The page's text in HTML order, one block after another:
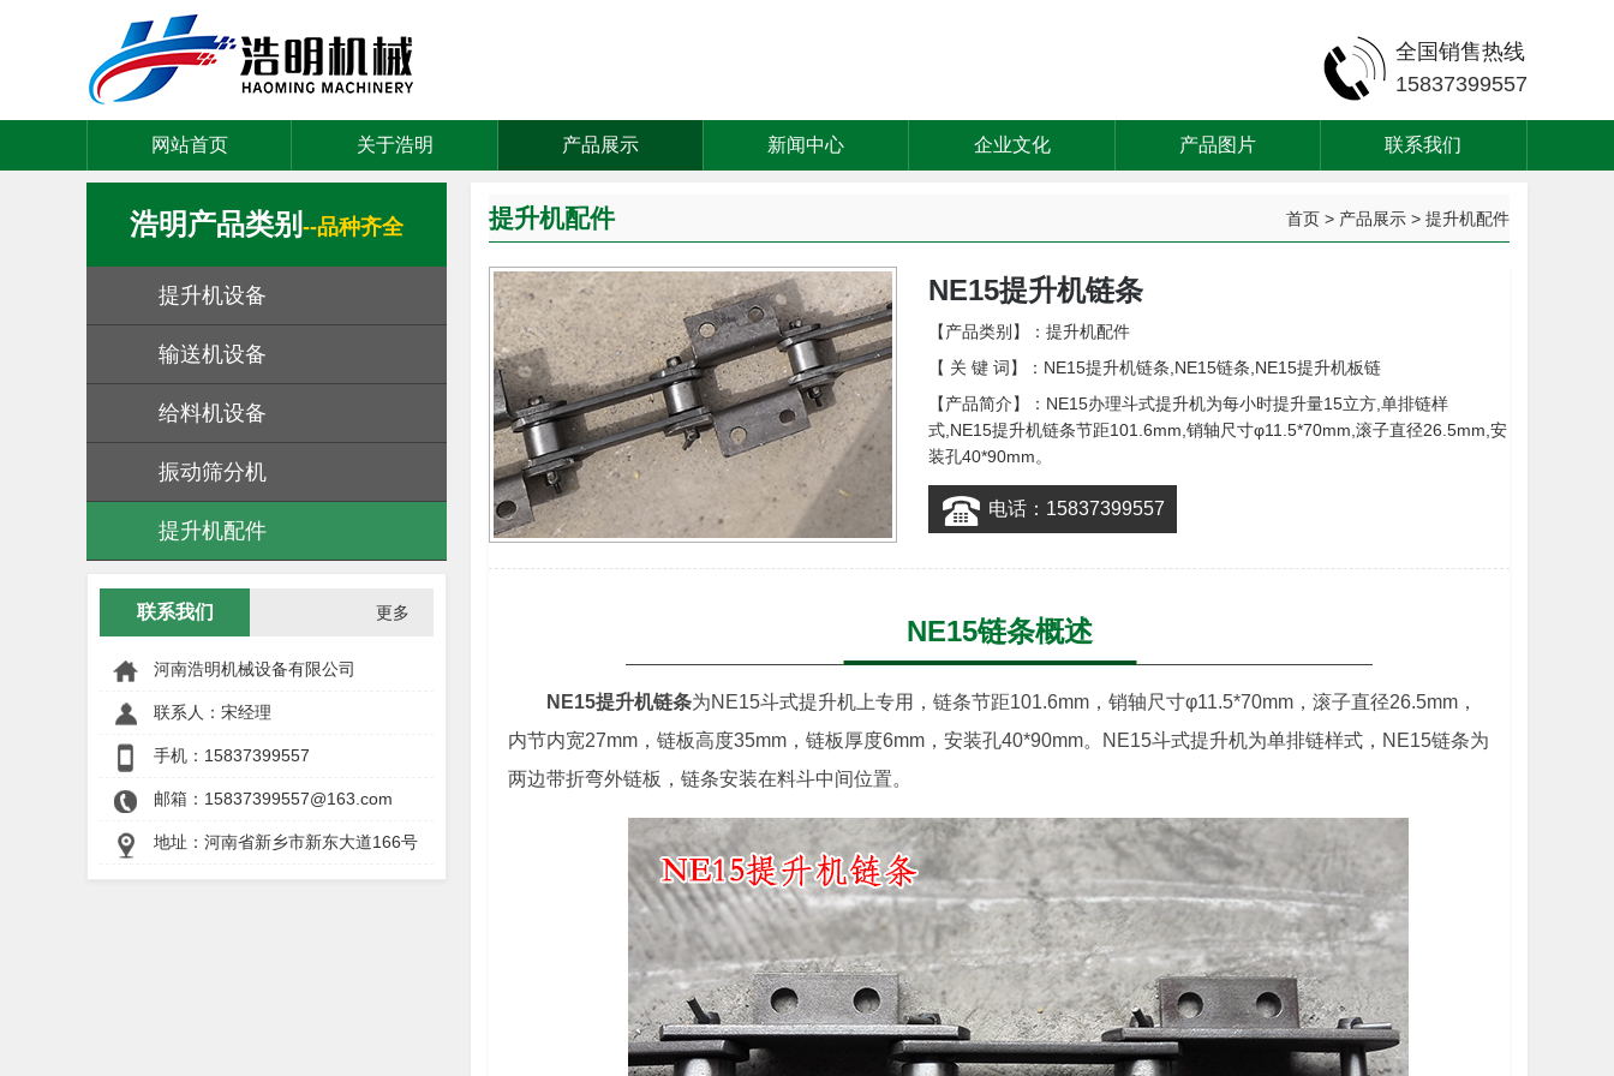
全国销售热线
15837399557
网站首页 关于浩明 产品展示 新闻中心 企业文化 产品图片 联系我们
提升机配件 首页 > 产品展示 > 提升机配件
NE15提升机链条
【产品类别】： 提升机配件
【 关 键 词】：NE15提升机链条,NE15链条,NE15提升机板链
【产品简介】：NE15办理斗式提升机为每小时提升量15立方,单排链样
式,NE15提升机链条节距101.6mm,销轴尺寸φ11.5*70mm,滚子直径26.5mm,安
装孔40*90mm。
电话：15837399557
NE15链条概述
NE15提升机链条为NE15斗式提升机上专用，链条节距101.6mm，销轴尺寸φ11.5*70mm，滚子直径26.5mm，
内节内宽27mm，链板高度35mm，链板厚度6mm，安装孔40*90mm。NE15斗式提升机为单排链样式，NE15链条为
两边带折弯外链板，链条安装在料斗中间位置。
浩明产品类别 --品种齐全
提升机设备
输送机设备
给料机设备
振动筛分机
提升机配件
联系我们 更多
河南浩明机械设备有限公司
联系人：宋经理
手机： 15837399557
邮箱：15837399557@163.com
地址：河南省新乡市新东大道166号